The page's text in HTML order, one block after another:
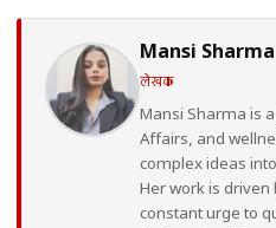
Mansi Sharma
लेखक
Mansi Sharma is
Affairs, and
complex ideas
Her work is driven
constant urge to